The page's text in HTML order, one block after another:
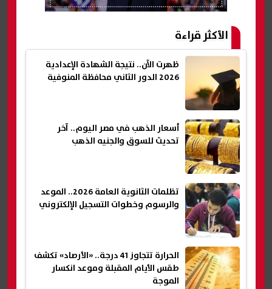
الأكثر قراءة
ظهرت الآن.. نتيجة الشهادة الإعدادية
2026 الدور الثاني محافظة المنوفية
أسعار الذهب في مصر اليوم.. آخر
تحديث للسوق والجنيه الذهب
تظلمات الثانوية العامة 2026.. الموعد
والرسوم وخطوات التسجيل الإلكتروني
الحرارة تتجاوز 41 درجة.. «الأرصاد» تكشف
طقس الأيام المقبلة وموعد انكسار
الموجة